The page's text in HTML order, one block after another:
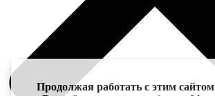
Продолжая работать с этим сайтом